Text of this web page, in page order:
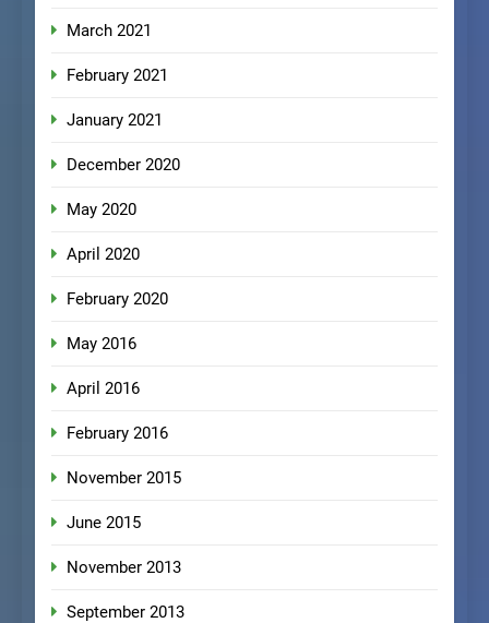
March 2021
February 2021
January 2021
December 2020
May 2020
April 2020
February 2020
May 2016
April 2016
February 2016
November 2015
June 2015
November 2013
September 2013